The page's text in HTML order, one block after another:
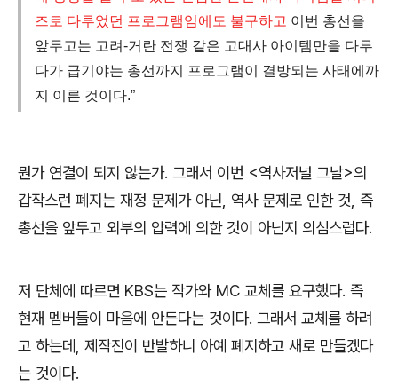
즈로 다루었던 프로그램임에도 불구하고 이번 총선을
앞두고는 고려-거란 전쟁 같은 고대사 아이템만을 다루
다가 급기야는 총선까지 프로그램이 결방되는 사태에까
지 이른 것이다.”
뭔가 연결이 되지 않는가. 그래서 이번 <역사저널 그날>의
갑작스런 폐지는 재정 문제가 아닌 역사 문제로 인한 것 즉
총선을 앞두고 외부의 압력에 의한 것이 아닌지 의심스럽다.
저 단체에 따르면 KBS는 작가와 MC 교체를 요구했다. 즉
현재 멤버들이 마음에 안든다는 것이다. 그래서 교체를 하려
고 하는데 제작진이 반발하니 아예 폐지하고 새로 만들겠다
는 것이다.